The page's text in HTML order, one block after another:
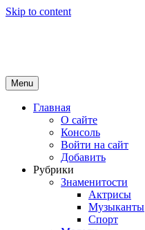
Skip to content
Menu
Главная
О сайте
Консоль
Войти на сайт
Добавить
Рубрики
Знаменитости
Актрисы
Музыканты
Спорт